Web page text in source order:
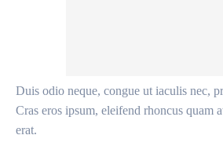
Duis odio neque, congue ut iaculis nec,
Cras eros ipsum, eleifend rhoncus quam
erat.